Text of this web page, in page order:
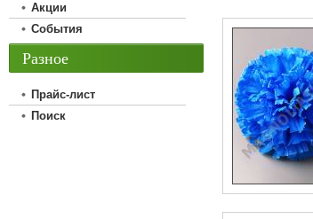
Акции
События
Разное
Прайс-лист
Поиск